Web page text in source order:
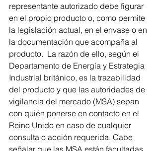
representante autorizado debe figurar
en el propio producto o, como permite
la legislación actual, en el envase o en
la documentación que acompaña al
producto.  La razón de ello, según el
Departamento de Energía y Estrategia
Industrial británico, es la trazabilidad
del producto y que las autoridades de
vigilancia del mercado (MSA) sepan
con quién ponerse en contacto en el
Reino Unido en caso de cualquier
consulta o acción requerida. Cabe
señalar que las MSA están facultadas